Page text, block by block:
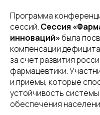
Программа
сессий. Сессия
инноваций» была
компенсации
за счет развития
фармацевтики.
и приемы, которые
устойчивость
обеспечения